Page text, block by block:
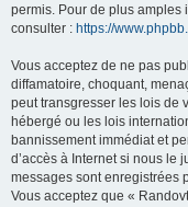
permis. Pour de plus amples
consulter : https://
Vous acceptez de ne pas
diffamatoire, choquant,
peut transgresser les lois de
hébergé ou les lois
bannissement immédiat et
d’accès à Internet si nous le
messages sont enregistrées
Vous acceptez que «